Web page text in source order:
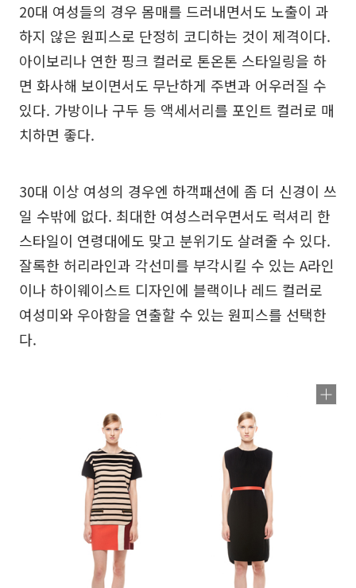
20대 여성들의 경우 몸매를 드러내면서도 노출이 과
하지 않은 원피스로 단정히 코디하는 것이 제격이다.
아이보리나 연한 핑크 컬러로 톤온톤 스타일링을 하
면 화사해 보이면서도 무난하게 주변과 어우러질 수
있다. 가방이나 구두 등 액세서리를 포인트 컬러로 매
치하면 좋다.
30대 이상 여성의 경우엔 하객패션에 좀 더 신경이 쓰
일 수밖에 없다. 최대한 여성스러우면서도 럭셔리 한
스타일이 연령대에도 맞고 분위기도 살려줄 수 있다.
잘록한 허리라인과 각선미를 부각시킬 수 있는 A라인
이나 하이웨이스트 디자인에 블랙이나 레드 컬러로
여성미와 우아함을 연출할 수 있는 원피스를 선택한
다.